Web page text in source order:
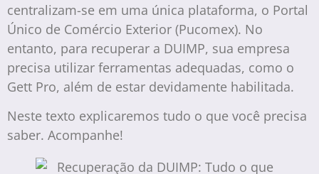
centralizam-se em uma única plataforma, o Portal
Único de Comércio Exterior (Pucomex). No
entanto, para recuperar a DUIMP, sua empresa
precisa utilizar ferramentas adequadas, como o
Gett Pro, além de estar devidamente habilitada.
Neste texto explicaremos tudo o que você precisa
saber. Acompanhe!